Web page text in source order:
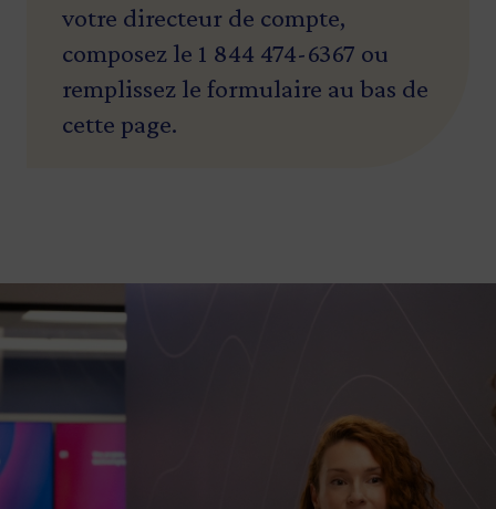
votre directeur de compte,
composez le 1 844 474-6367 ou
remplissez le formulaire au bas de
cette page.
Image